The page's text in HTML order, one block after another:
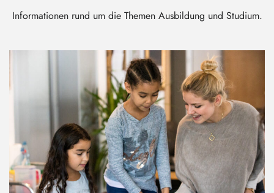
Informationen rund um die Themen Ausbildung und Studium.